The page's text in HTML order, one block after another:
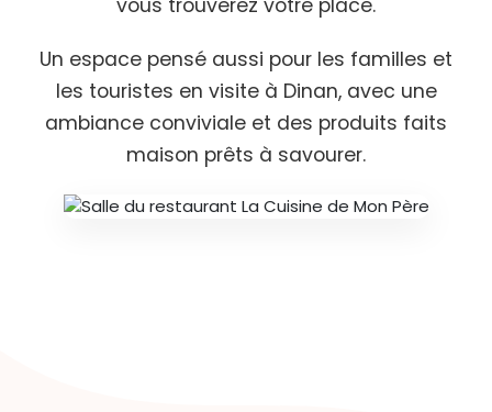
vous trouverez votre place.
Un espace pensé aussi pour les familles et
les touristes en visite à Dinan, avec une
ambiance conviviale et des produits faits
maison prêts à savourer.